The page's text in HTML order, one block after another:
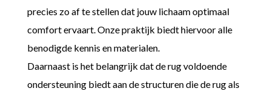
precies zo af te stellen dat jouw lichaam optimaal
comfort ervaart. Onze praktijk biedt hiervoor alle
benodigde kennis en materialen.
Daarnaast is het belangrijk dat de rug voldoende
ondersteuning biedt aan de structuren die de rug als